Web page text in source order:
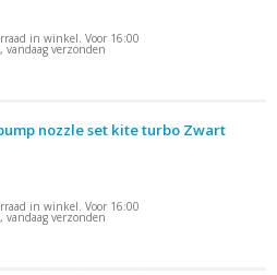
in winkel. Voor 16:00
vandaag verzonden
nozzle set kite turbo Zwart
in winkel. Voor 16:00
vandaag verzonden